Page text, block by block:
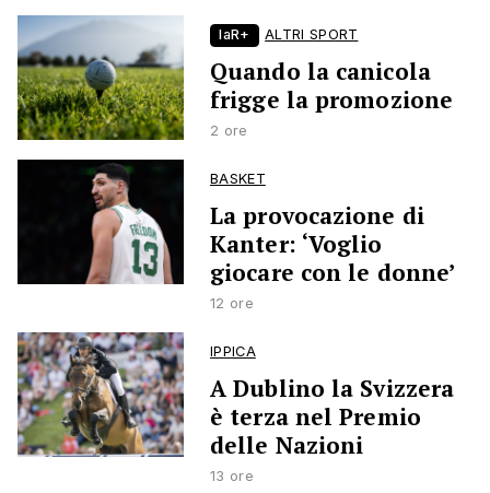
laR+ ALTRI SPORT
Quando la canicola
frigge la promozione
2 ore
BASKET
La provocazione di
Kanter: ‘Voglio
giocare con le donne’
12 ore
IPPICA
A Dublino la Svizzera
è terza nel Premio
delle Nazioni
13 ore